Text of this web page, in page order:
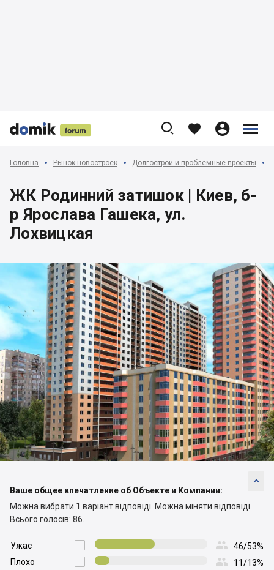


 
    


Головна Рынок новостроек Долгострои и проблемные проекты
ЖК Родинний затишок | Киев, б-
р Ярослава Гашека, ул.
Лохвицкая

Ваше общее впечатление об Объекте и Компании:
Можна вибрати 1 варіант відповіді. Можна міняти відповіді.
Всього голосів: 86.

Ужас  46/53%

Плохо  11/13%